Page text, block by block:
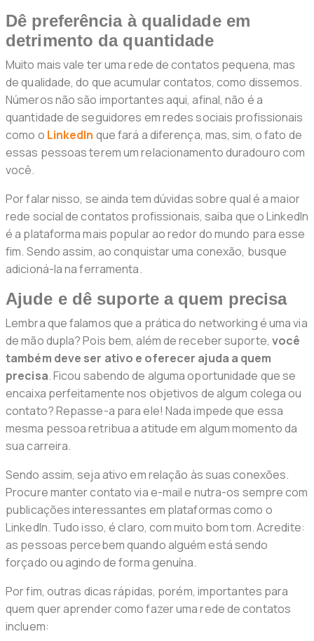
Dê preferência à qualidade em
detrimento da quantidade
Muito mais vale ter uma rede de contatos pequena, mas
de qualidade, do que acumular contatos, como dissemos.
Números não são importantes aqui, afinal, não é a
quantidade de seguidores em redes sociais profissionais
como o LinkedIn que fará a diferença, mas, sim, o fato de
essas pessoas terem um relacionamento duradouro com
você.
Por falar nisso, se ainda tem dúvidas sobre qual é a maior
rede social de contatos profissionais, saiba que o LinkedIn
é a plataforma mais popular ao redor do mundo para esse
fim. Sendo assim, ao conquistar uma conexão, busque
adicioná-la na ferramenta.
Ajude e dê suporte a quem precisa
Lembra que falamos que a prática do networking é uma via
de mão dupla? Pois bem, além de receber suporte, você
também deve ser ativo e oferecer ajuda a quem
precisa. Ficou sabendo de alguma oportunidade que se
encaixa perfeitamente nos objetivos de algum colega ou
contato? Repasse-a para ele! Nada impede que essa
mesma pessoa retribua a atitude em algum momento da
sua carreira.
Sendo assim, seja ativo em relação às suas conexões.
Procure manter contato via e-mail e nutra-os sempre com
publicações interessantes em plataformas como o
LinkedIn. Tudo isso, é claro, com muito bom tom. Acredite:
as pessoas percebem quando alguém está sendo
forçado ou agindo de forma genuína.
Por fim, outras dicas rápidas, porém, importantes para
quem quer aprender como fazer uma rede de contatos
incluem: